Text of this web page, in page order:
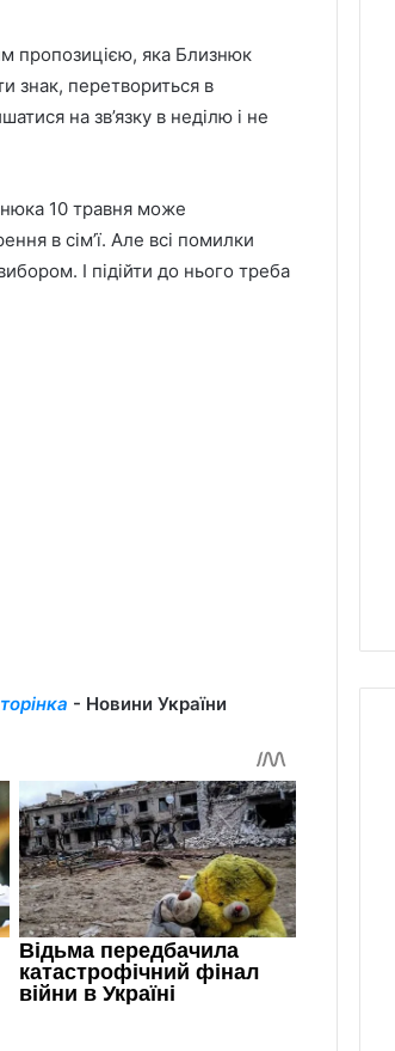
пропозицією, яка Близнюк
знак, перетвориться в
на зв’язку в неділю і не
10 травня може
в сім’ї. Але всі помилки
І підійти до нього треба
- Новини України